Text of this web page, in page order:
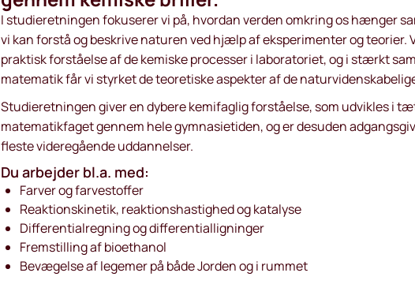
I studieretningen fokuserer vi på, hvordan verden omkring os hænger
vi kan forstå og beskrive naturen ved hjælp af eksperi­menter og teorier.
praktisk forståelse af de kemiske processer i laboratoriet, og i stærkt
matematik får vi styrket de teoretiske aspekter af de
Studieretningen giver en dybere kemifaglig forståelse, som udvikles i
matematikfaget gennem hele gymnasietiden, og er desuden
fleste videregående uddannelser.
Du arbejder bl.a. med:
Farver og farvestoffer
Reaktionskinetik, reaktionshastighed og katalyse
Differentialregning og differentialligninger
Fremstilling af bioethanol
Bevægelse af legemer på både Jorden og i rummet